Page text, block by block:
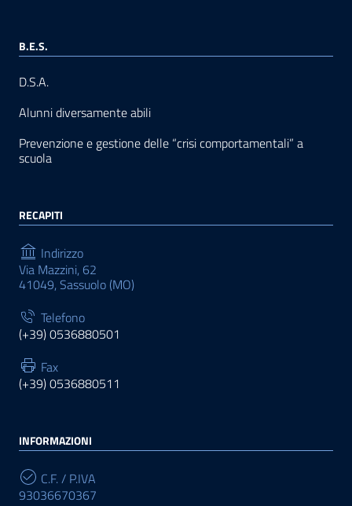
B.E.S.
D.S.A.
Alunni diversamente abili
Prevenzione e gestione delle “crisi comportamentali” a
scuola
RECAPITI
Indirizzo
Via Mazzini, 62
41049, Sassuolo (MO)
Telefono
(+39) 0536880501
Fax
(+39) 0536880511
INFORMAZIONI
C.F. / P.IVA
93036670367